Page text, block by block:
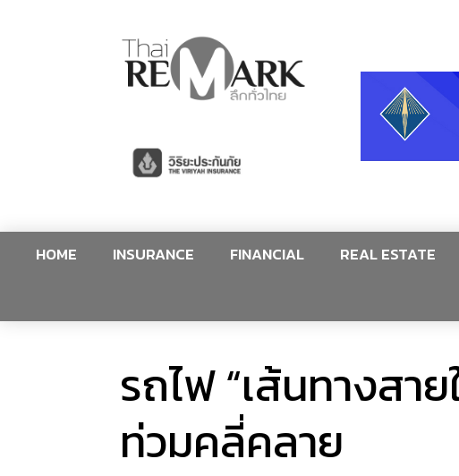
HOME INSURANCE FINANCIAL REAL ESTATE
รถไฟ “เส้นทางสา
ท่วมคลี่คลาย